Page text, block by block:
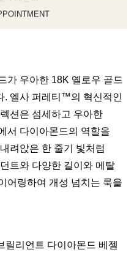
하거나 예약하세요
가 우아한 18K 옐로우 골드
. 엘사 퍼레티™의 혁신적인
션은 섬세하고 우아한
서 다이아몬드의 역할을
려앉은 한 줄기 빛처럼
트와 다양한 길이와 메탈
어링하여 개성 넘치는 룩을
릴리언트 다이아몬드 베젤